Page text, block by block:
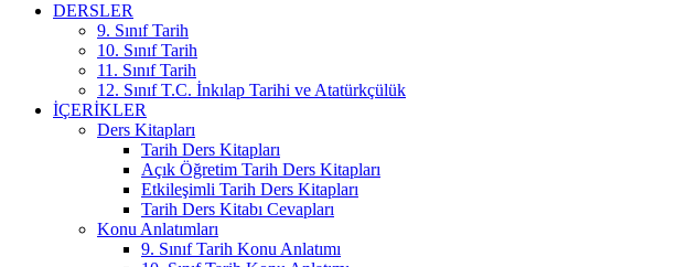
DERSLER
9. Sınıf Tarih
10. Sınıf Tarih
11. Sınıf Tarih
12. Sınıf T.C. İnkılap Tarihi ve Atatürkçülük
İÇERIKLER
Ders Kitapları
Tarih Ders Kitapları
Açık Öğretim Tarih Ders Kitapları
Etkileşimli Tarih Ders Kitapları
Tarih Ders Kitabı Cevapları
Konu Anlatımları
9. Sınıf Tarih Konu Anlatımı